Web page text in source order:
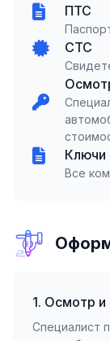
ПТС
СТС
Ключи
Все
1. Осмотр и
Специалист